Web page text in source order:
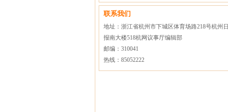
联系我们
地址：浙江省杭州市下城区体育场路218号杭州日
报南大楼518杭网议事厅编辑部
邮编：310041
热线：85052222